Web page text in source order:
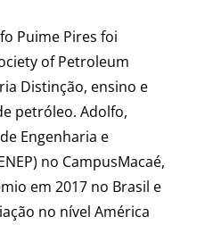
Puime Pires foi
of Petroleum
Distinção, ensino e
petróleo. Adolfo,
Engenharia e
no CampusMacaé,
em 2017 no Brasil e
no nível América